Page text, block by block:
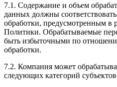
7.1. Содержание и объем
данных должны
обработки, предусмотренным в
Политики. Обрабатываемые
быть избыточными по
обработки.
7.2. Компания может
следующих категорий